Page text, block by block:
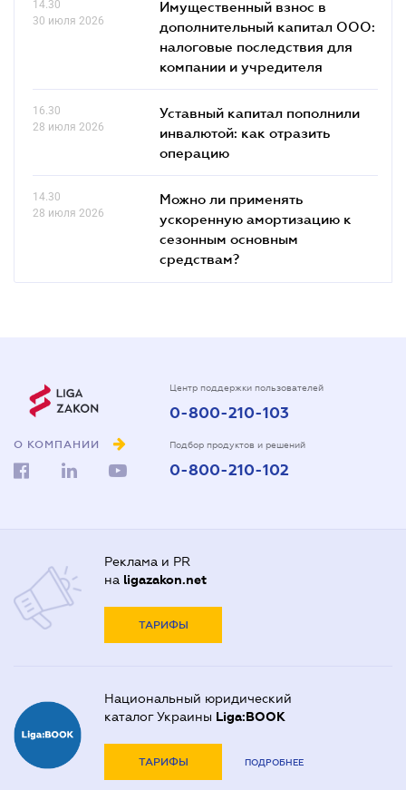
14.30
30 июля 2026
Имущественный взнос в
дополнительный капитал ООО:
налоговые последствия для
компании и учредителя
16.30
28 июля 2026
Уставный капитал пополнили
инвалютой: как отразить
операцию
14.30
28 июля 2026
Можно ли применять
ускоренную амортизацию к
сезонным основным
средствам?
О КОМПАНИИ
Центр поддержки пользователей
0-800-210-103
Подбор продуктов и решений
0-800-210-102
Реклама и PR
на ligazakon.net
ТАРИФЫ
Национальный юридический
каталог Украины Liga:BOOK
ТАРИФЫ ПОДРОБНЕЕ